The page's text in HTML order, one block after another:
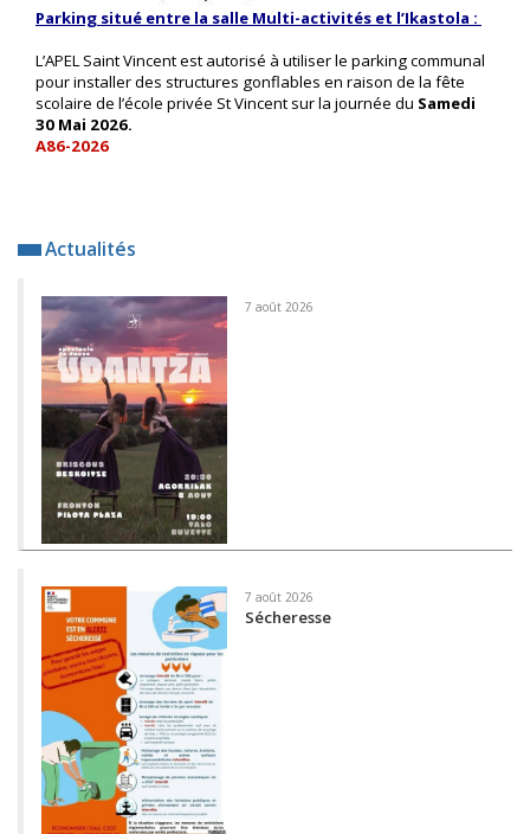
Parking situé entre la salle Multi-activités et l’Ikastola :
L’APEL Saint Vincent est autorisé à utiliser le parking communal
pour installer des structures gonflables en raison de la fête
scolaire de l’école privée St Vincent sur la journée du Samedi
30 Mai 2026.
A86-2026
Actualités
7 août 2026
7 août 2026
Sécheresse